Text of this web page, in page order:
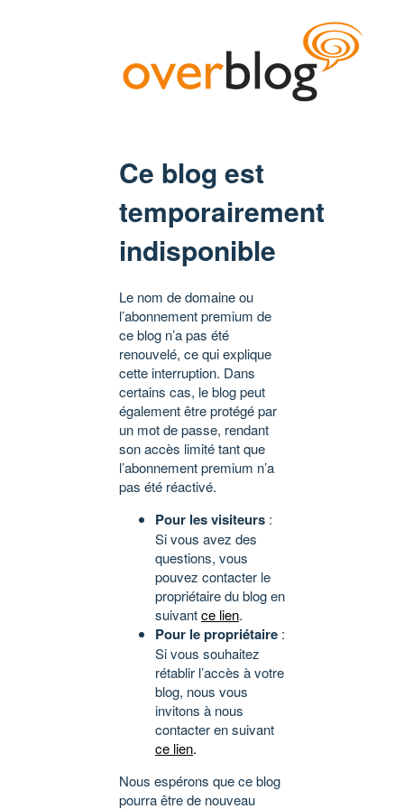
Ce blog est
temporairement
indisponible
Le nom de domaine ou
l’abonnement premium de
ce blog n’a pas été
renouvelé, ce qui explique
cette interruption. Dans
certains cas, le blog peut
également être protégé par
un mot de passe, rendant
son accès limité tant que
l’abonnement premium n’a
pas été réactivé.
Pour les visiteurs :
Si vous avez des
questions, vous
pouvez contacter le
propriétaire du blog en
suivantce lien.
Pour le propriétaire :
Si vous souhaitez
rétablir l’accès à votre
blog, nous vous
invitons à nous
contacter en suivant
ce lien.
Nous espérons que ce blog
pourra être de nouveau